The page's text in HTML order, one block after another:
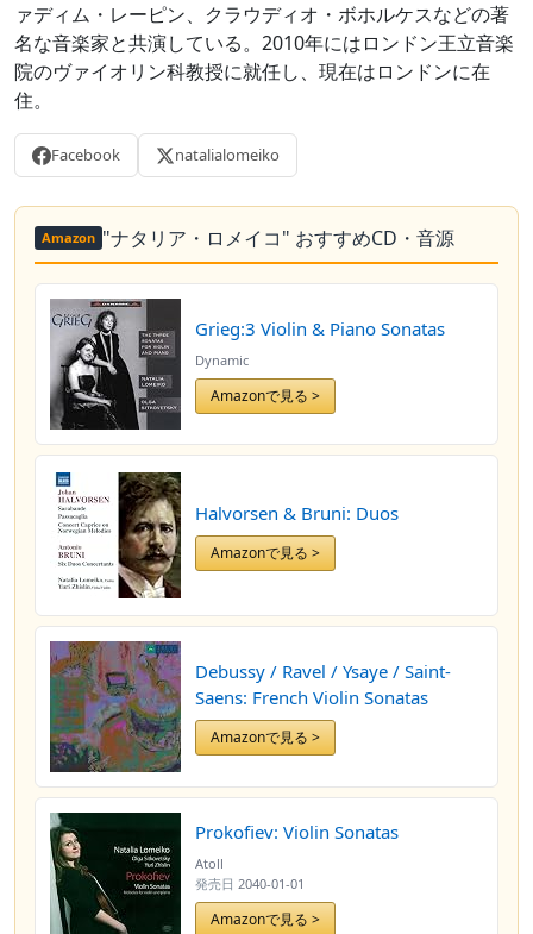
ァディム・レーピン、クラウディオ・ボホルケスなどの著
名な音楽家と共演している。2010年にはロンドン王立音楽
院のヴァイオリン科教授に就任し、現在はロンドンに在
住。
Facebook natalialomeiko
Amazon "ナタリア・ロメイコ" おすすめCD・音源
Grieg:3 Violin & Piano Sonatas
Dynamic
Amazonで見る >
Halvorsen & Bruni: Duos
Amazonで見る >
Debussy / Ravel / Ysaye / Saint-
Saens: French Violin Sonatas
Amazonで見る >
Prokofiev: Violin Sonatas
Atoll
発売日 2040-01-01
Amazonで見る >